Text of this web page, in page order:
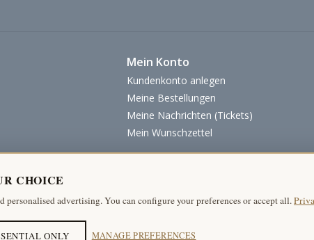
Mein Konto
Kundenkonto anlegen
Meine Bestellungen
Meine Nachrichten (Tickets)
Mein Wunschzettel
CHOICE
personalised advertising. You can configure your preferences or accept all.
ONLY MANAGE PREFERENCES